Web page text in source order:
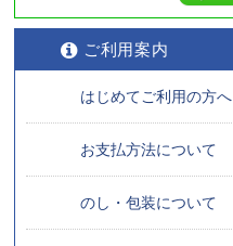
ご利用案内
はじめてご利用の方へ
お支払方法について
のし・包装について